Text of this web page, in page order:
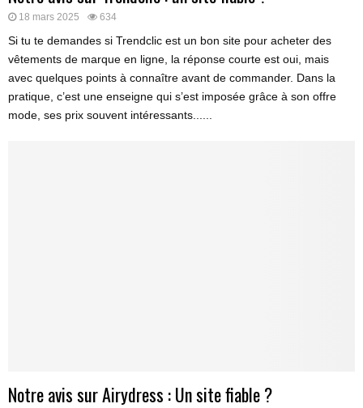
18 mars 2025 634
Si tu te demandes si Trendclic est un bon site pour acheter des
vêtements de marque en ligne, la réponse courte est oui, mais
avec quelques points à connaître avant de commander. Dans la
pratique, c’est une enseigne qui s’est imposée grâce à son offre
mode, ses prix souvent intéressants......
Notre avis sur Airydress : Un site fiable ?